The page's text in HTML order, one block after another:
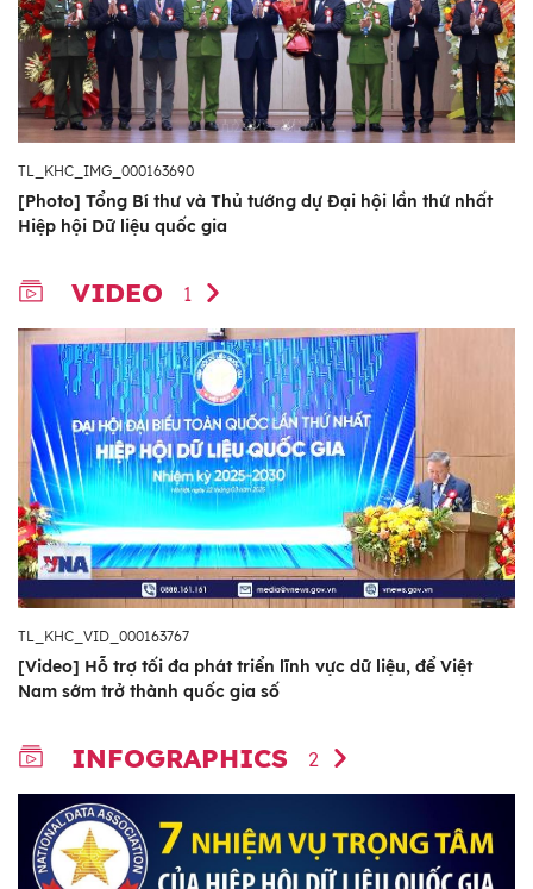
TL_KHC_IMG_000163690
[Photo] Tổng Bí thư và Thủ tướng dự Đại hội lần thứ nhất
Hiệp hội Dữ liệu quốc gia
VIDEO 1
TL_KHC_VID_000163767
[Video] Hỗ trợ tối đa phát triển lĩnh vực dữ liệu, để Việt
Nam sớm trở thành quốc gia số
INFOGRAPHICS 2